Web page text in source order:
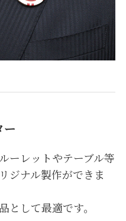
ー
ーレットやテーブル等
ジナル製作ができま
として最適です。